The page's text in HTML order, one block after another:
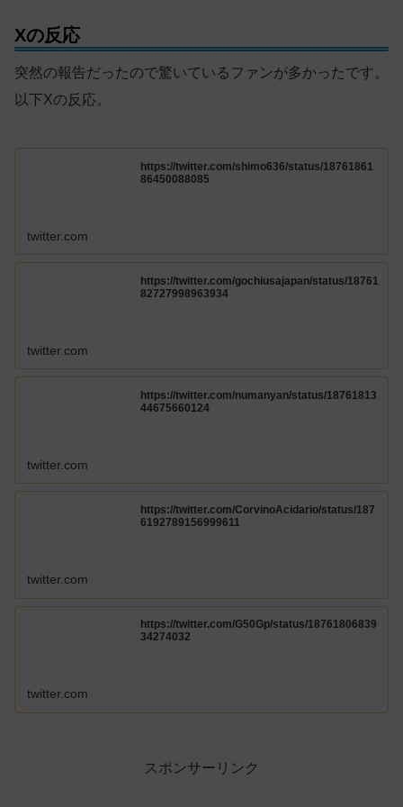
Xの反応
突然の報告だったので驚いているファンが多かったです。
以下Xの反応。
https://twitter.com/shimo636/status/18761861
86450088085
twitter.com
https://twitter.com/gochiusajapan/status/18761
82727998963934
twitter.com
https://twitter.com/numanyan/status/18761813
44675660124
twitter.com
https://twitter.com/CorvinoAcidario/status/187
6192789156999611
twitter.com
https://twitter.com/G50Gp/status/18761806839
34274032
twitter.com
スポンサーリンク